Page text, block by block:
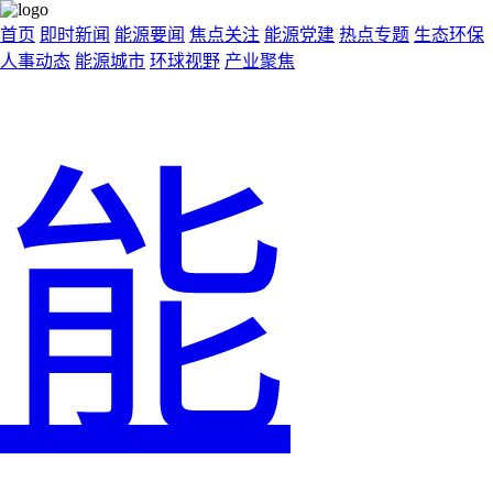
首页 即时新闻 能源要闻 焦点关注 能源党建 热点专题 生态环保
人事动态 能源城市 环球视野 产业聚焦
能